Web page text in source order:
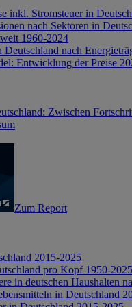
inkl. Stromsteuer in
nach Sektoren in
1960-2024
Deutschland nach
Entwicklung der Preise
Zwischen
Zum Report
2015-2025
pro Kopf 1950-2025
in deutschen Haushalten
in Deutschland